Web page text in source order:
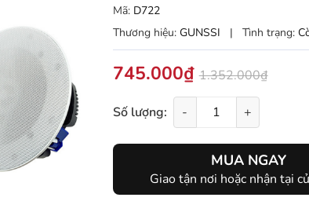
Mã: D722
Thương hiệu: GUNSSI | Tình trạng:
745.000₫ 1.352.000₫
Số lượng: - +
MUA NGAY
Giao tận nơi hoặc nhận tại